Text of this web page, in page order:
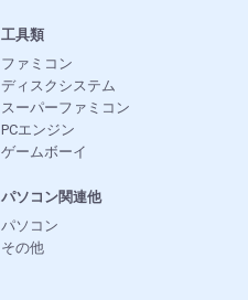
工具類
ファミコン
ディスクシステム
スーパーファミコン
PCエンジン
ゲームボーイ
パソコン関連他
パソコン
その他